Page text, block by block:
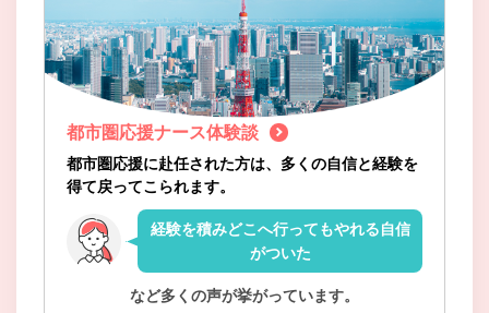
都市圏応援ナース体験談
都市圏応援に赴任された方は、多くの自信と経験を
得て戻ってこられます。
経験を積みどこへ行ってもやれる自信
がついた
など多くの声が挙がっています。